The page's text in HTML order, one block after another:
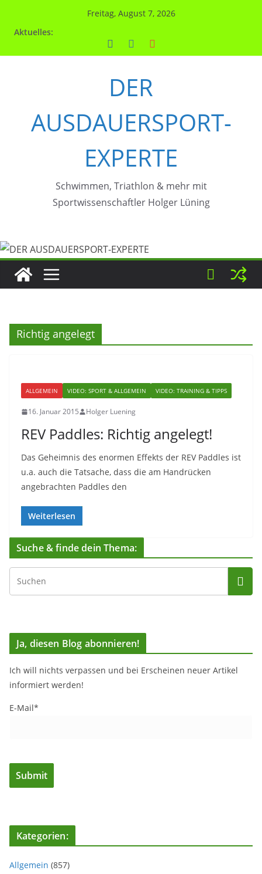
Freitag, August 7, 2026
Aktuelles:
DER
AUSDAUERSPORT-
EXPERTE
Schwimmen, Triathlon & mehr mit
Sportwissenschaftler Holger Lüning
Richtig angelegt
ALLGEMEIN VIDEO: SPORT & ALLGEMEIN VIDEO: TRAINING & TIPPS
16. Januar 2015 Holger Luening
REV Paddles: Richtig angelegt!
Das Geheimnis des enormen Effekts der REV Paddles ist
u.a. auch die Tatsache, dass die am Handrücken
angebrachten Paddles den
Weiterlesen
Suche & finde dein Thema:
Ja, diesen Blog abonnieren!
Ich will nichts verpassen und bei Erscheinen neuer Artikel
informiert werden!
E-Mail*
Kategorien:
Allgemein (857)